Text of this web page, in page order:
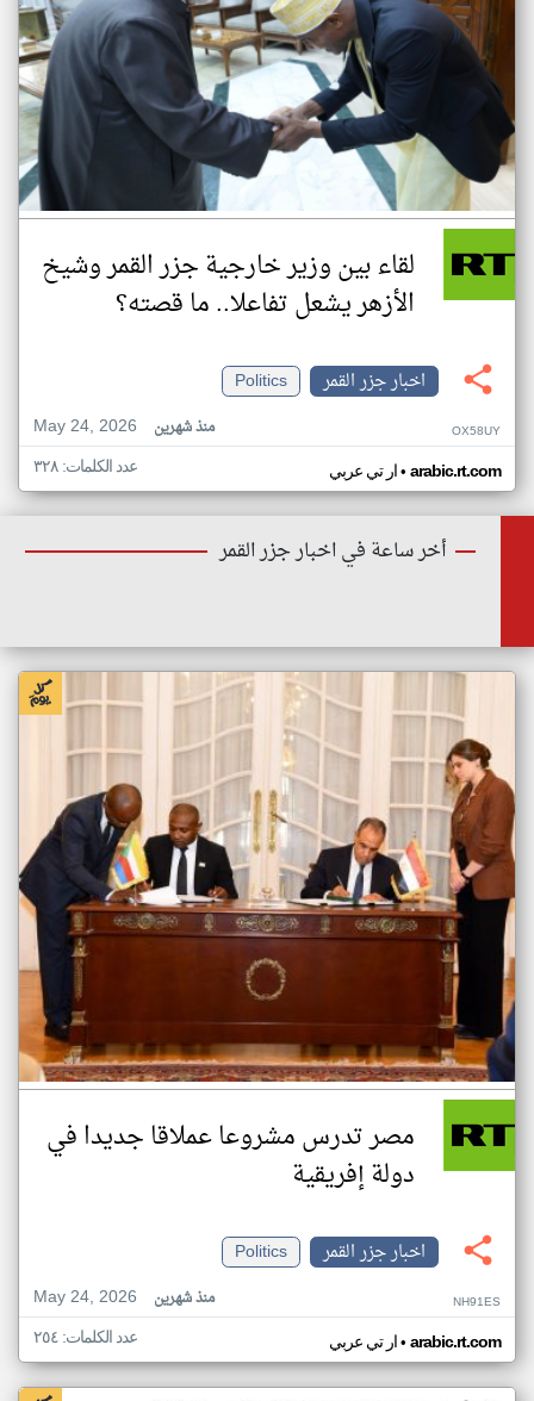
لقاء بين وزير خارجية جزر القمر وشيخ
الأزهر يشعل تفاعلا.. ما قصته؟
اخبار جزر القمر
Politics
May 24, 2026
منذ شهرين OX58UY
ار تي عربي• arabic.rt.com عدد الكلمات: ٣٢٨
أخر ساعة في اخبار جزر القمر
مصر تدرس مشروعا عملاقا جديدا في
دولة إفريقية
اخبار جزر القمر
Politics
May 24, 2026
منذ شهرين NH91ES
ار تي عربي• arabic.rt.com عدد الكلمات: ٢٥٤